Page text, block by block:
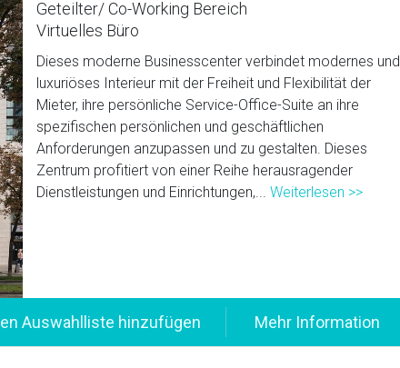
Geteilter/ Co-Working Bereich
Virtuelles Büro
Dieses moderne Businesscenter verbindet modernes und
luxuriöses Interieur mit der Freiheit und Flexibilität der
Mieter, ihre persönliche Service-Office-Suite an ihre
spezifischen persönlichen und geschäftlichen
Anforderungen anzupassen und zu gestalten. Dieses
Zentrum profitiert von einer Reihe herausragender
Dienstleistungen und Einrichtungen,...Weiterlesen >>